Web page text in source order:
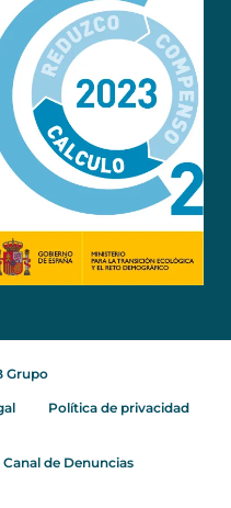
Grupo
Política de privacidad
Canal de Denuncias